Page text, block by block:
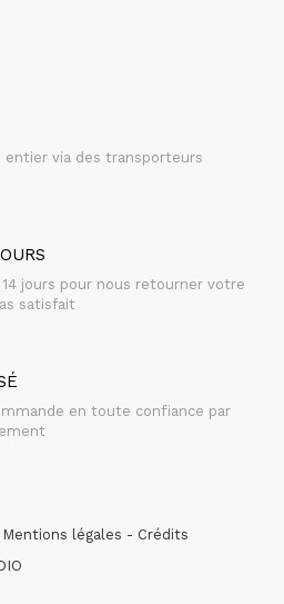
entier via des transporteurs
jours pour nous retourner votre
satisfait
en toute confiance par
Mentions légales
Crédits